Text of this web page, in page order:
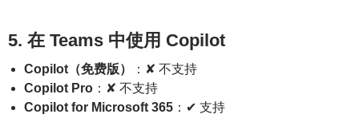
5. 在 Teams 中使用 Copilot
Copilot（免费版）
：✘ 不支持
Copilot Pro ：✘ 不支持
Copilot for Microsoft 365 ：✔ 支持